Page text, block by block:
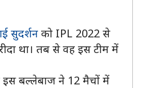
सुदर्शन को IPL 2022 से
था। तब से वह इस टीम में
बल्लेबाज ने 12 मैचों में